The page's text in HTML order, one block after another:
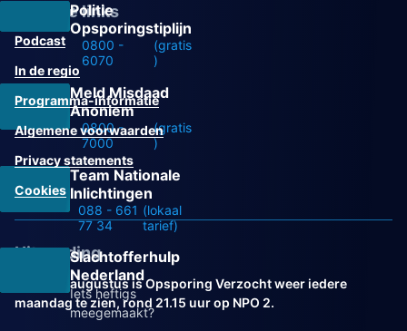
Politie
Opsporingstiplijn
0800 -
6070
(gratis
)
Meld Misdaad
Anoniem
0800 -
7000
(gratis
)
Team Nationale
Inlichtingen
088 - 661
77 34
(lokaal
tarief)
Slachtofferhulp
Nederland
Iets heftigs
meegemaakt?
Overige links
Podcast
In de regio
Programma-informatie
Algemene voorwaarden
Privacy statements
Cookies
Uitzending
Vanaf 31 augustus is Opsporing Verzocht weer iedere
maandag te zien, rond 21.15 uur op NPO 2.